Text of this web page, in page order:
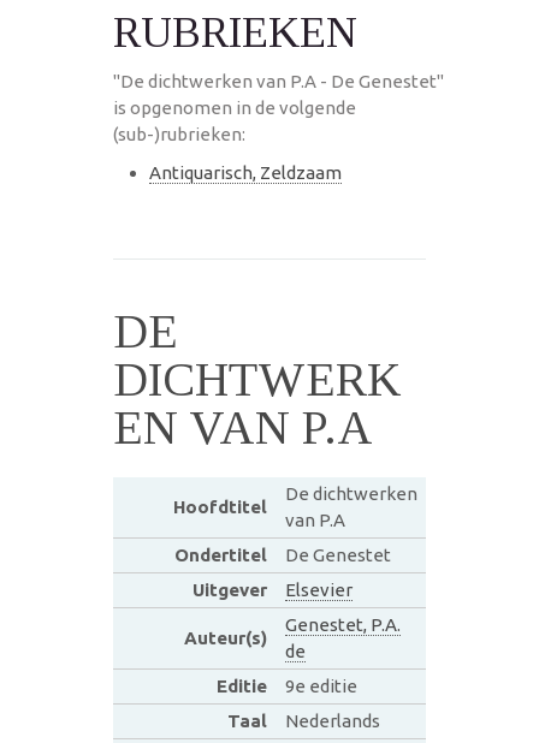
RUBRIEKEN
"De dichtwerken van P.A - De Genestet"
is opgenomen in de volgende
(sub-)rubrieken:
Antiquarisch, Zeldzaam
DE
DICHTWERK
EN VAN P.A
Hoofdtitel
De dichtwerken
van P.A
Ondertitel
De Genestet
Uitgever
Elsevier
Auteur(s)
Genestet, P.A.
de
Editie
9e editie
Taal
Nederlands